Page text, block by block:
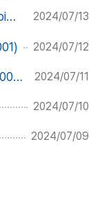
투자심의 - 투자 운용지시 및 전자결재 (oi0003) 2024/07/13
2024/07/12
투자심의 - 예비투심/본투심(표결) (vs0006) 2024/07/11
2024/07/10
2024/07/09